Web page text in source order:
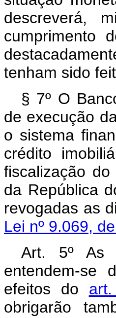
descreverá,
cumprimento
tenham sido
§ 7º O
de execução
o sistema
crédito
fiscalização
da República
revogadas
Lei nº 9.069,
Art. 5º As
entendem-se
efeitos do
obrigarão